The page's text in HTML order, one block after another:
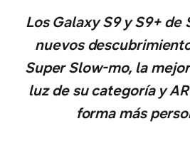
Los Galaxy S9 y S9+ de
nuevos
Super Slow-mo, la
luz de su categoría y
forma más